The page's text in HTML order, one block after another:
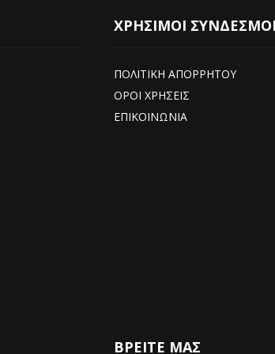
ΧΡΗΣΙΜΟΙ
ΠΟΛΙΤΙΚΗ ΑΠΟΡΡΗΤΟΥ
ΟΡΟΙ ΧΡΗΣΕΙΣ
ΕΠΙΚΟΙΝΩΝΙΑ
ΒΡΕΊΤΕ ΜΑΣ